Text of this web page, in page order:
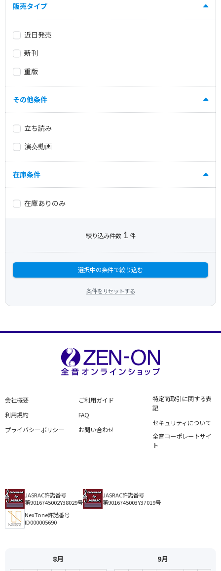
販売タイプ
近日発売
新刊
重版
その他条件
立ち読み
演奏動画
在庫条件
在庫ありのみ
絞り込み件数 1 件
選択中の条件で絞り込む
条件をリセットする
会社概要
利用規約
プライバシーポリシー
ご利用ガイド
FAQ
お問い合わせ
特定商取引に関する表
記
セキュリティについて
全音コーポレートサイ
ト
JASRAC許諾番号
第9016745002Y38029号
JASRAC許諾番号
第9016745003Y37019号
NexTone許諾番号
ID000005690
8月 9月